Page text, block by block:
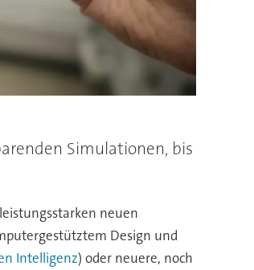
Simulationen, bis
neuen
Design und
Intelligenz) oder neuere, noch